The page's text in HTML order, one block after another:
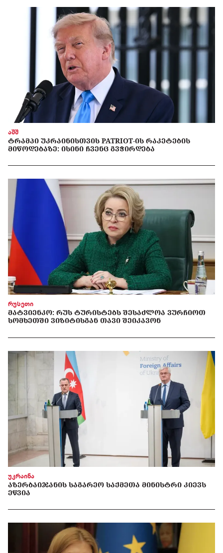
აშშ
ᲢᲠᲐᲛᲞᲘ ᲣᲙᲠᲐᲘᲜᲘᲡᲗᲕᲘᲡ PATRIOT-ᲘᲡ ᲠᲐᲙᲔᲢᲔᲑᲘᲡ
ᲛᲘᲬᲝᲓᲔᲑᲐᲖᲔ: ᲘᲡᲘᲜᲘ ᲩᲕᲔᲜᲪ ᲒᲕᲭᲘᲠᲓᲔᲑᲐ
რუსეთი
ᲛᲐᲢᲕᲘᲔᲜᲙᲝ: ᲠᲣᲡ ᲢᲣᲠᲘᲡᲢᲔᲑᲡ ᲨᲔᲡᲐᲫᲚᲝᲐ ᲕᲣᲠᲩᲘᲝᲗ
ᲡᲝᲛᲮᲔᲗᲨᲘ ᲕᲘᲖᲘᲢᲘᲡᲒᲐᲜ ᲗᲐᲕᲘ ᲨᲔᲘᲙᲐᲕᲝᲜ
უკრაინა
ᲐᲖᲔᲠᲑᲐᲘᲯᲐᲜᲘᲡ ᲡᲐᲒᲐᲠᲔᲝ ᲡᲐᲥᲛᲔᲗᲐ ᲛᲘᲜᲘᲡᲢᲠᲘ ᲙᲘᲔᲕᲡ
ᲔᲬᲕᲘᲐ